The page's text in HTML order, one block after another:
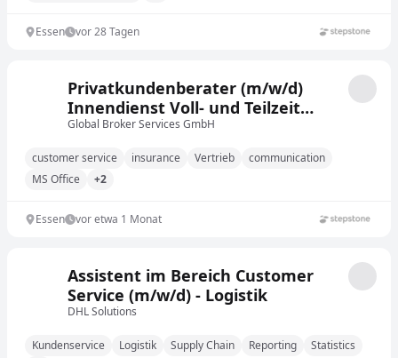
Essen vor 28 Tagen
Privatkundenberater (m/w/d)
Innendienst Voll- und Teilzeit
Essen
Global Broker Services GmbH
customer service insurance Vertrieb
communication
MS Office
+2
Essen vor etwa 1 Monat
Assistent im Bereich Customer
Service (m/w/d) - Logistik
DHL Solutions
Kundenservice Logistik Supply Chain Reporting
Statistics